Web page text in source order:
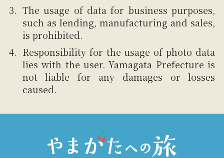
The usage of data for business purposes,
such as lending, manufacturing and sales,
is prohibited.
Responsibility for the usage of photo data
lies with the user. Yamagata Prefecture is
not liable for any damages or losses
caused.